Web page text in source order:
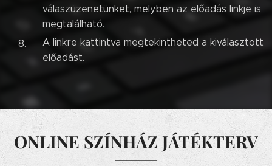
válaszüzenetünket, melyben az előadás linkje is
megtalálható.
A linkre kattintva megtekintheted a kiválasztott
előadást.
ONLINE SZÍNHÁZ JÁTÉKTERV